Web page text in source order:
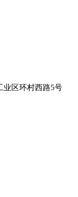
业区环村西路5号